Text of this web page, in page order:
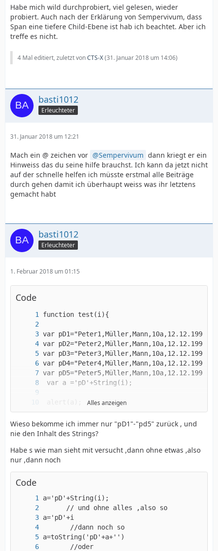
Habe mich wild durchprobiert, viel gelesen, wieder
probiert. Auch nach der Erklärung von Sempervivum, dass
Span eine tiefere Child-Ebene ist hab ich beachtet. Aber ich
treffe es nicht.
4 Mal editiert, zuletzt vonCTS-X(31. Januar 2018 um 14:06)
basti1012
Erleuchteter
31. Januar 2018 um 12:21
Mach ein @ zeichen vor Sempervivum dann kriegt er ein
Hinweiss das du seine hilfe brauchst. Ich kann da jetzt nicht
auf der schnelle helfen ich müsste erstmal alle Beiträge
durch gehen damit ich überhaupt weiss was ihr letztens
gemacht habt
basti1012
Erleuchteter
1. Februar 2018 um 01:15
Code
}
Alles anzeigen
Wieso bekomme ich immer nur "pD1"-"pd5" zurück , und
nie den Inhalt des Strings?
Habe s wie man sieht mit versucht ,dann ohne etwas ,also
nur ,dann noch
Code